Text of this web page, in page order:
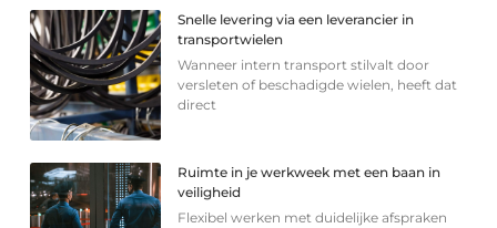
Snelle levering via een leverancier in
transportwielen
Wanneer intern transport stilvalt door
versleten of beschadigde wielen, heeft dat
direct
Ruimte in je werkweek met een baan in
veiligheid
Flexibel werken met duidelijke afspraken